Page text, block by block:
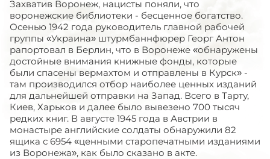
Захватив Воронеж, нацисты поняли, что
воронежские библиотеки - бесценное богатство.
Осенью 1942 года руководитель главной рабочей
группы «Украина» штурмбаннфюрер Георг Антон
рапортовал в Берлин, что в Воронеже «обнаружены
достойные внимания книжные фонды, которые
были спасены вермахтом и отправлены в Курск» -
там производился отбор наиболее ценных изданий
для дальнейшей отправки на Запад. Всего в Тарту,
Киев, Харьков и далее было вывезено 700 тысяч
редких книг. В августе 1945 года в Австрии в
монастыре английские солдаты обнаружили 82
ящика с 6954 «ценными старопечатными изданиями
из Воронежа», как было сказано в акте.